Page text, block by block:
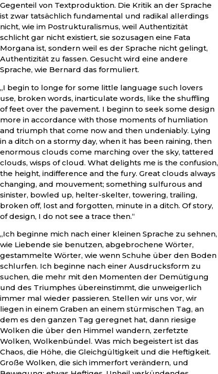
Gegenteil von Textproduktion. Die Kritik an der Sprache
ist zwar tatsächlich fundamental und radikal allerdings
nicht, wie im Postrukturalismus, weil Authentizität
schlicht gar nicht existiert, sie sozusagen eine Fata
Morgana ist, sondern weil es der Sprache nicht gelingt,
Authentizität zu fassen. Gesucht wird eine andere
Sprache, wie Bernard das formuliert.
„I begin to longe for some little language such lovers
use, broken words, inarticulate words, like the shuffling
of feet over the pavement. I beginn to seek some design
more in accordance with those moments of humliation
and triumph that come now and then undeniably. Lying
in a ditch on a stormy day, when it has been raining, then
enormous clouds come marching over the sky, tattered
clouds, wisps of cloud. What delights me is the confusion,
the height, indifference and the fury. Great clouds always
changing, and mouvement; something sulfurous and
sinister, bowled up, helter-skelter, towering, trailing,
broken off, lost and forgotten, minute in a ditch. Of story,
of design, I do not see a trace then.“
„Ich beginne mich nach einer kleinen Sprache zu sehnen,
wie Liebende sie benutzen, abgebrochene Wörter,
gestammelte Wörter, wie wenn Schuhe über den Boden
schlurfen. Ich beginne nach einer Ausdrucksform zu
suchen, die mehr mit den Momenten der Demütigung
und des Triumphes übereinstimmt, die unweigerlich
immer mal wieder passieren. Stellen wir uns vor, wir
liegen in einem Graben an einem stürmischen Tag, an
dem es den ganzen Tag geregnet hat, dann riesige
Wolken die über den Himmel wandern, zerfetzte
Wolken, Wolkenbündel. Was mich begeistert ist das
Chaos, die Höhe, die Gleichgültigkeit und die Heftigkeit.
Große Wolken, die sich immerfort verändern, und